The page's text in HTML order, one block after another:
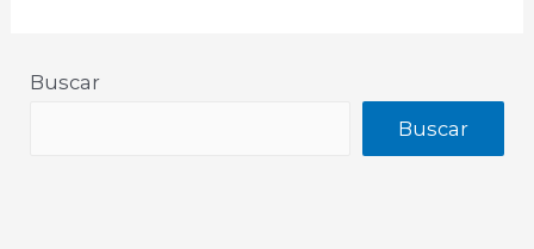
Buscar
Buscar